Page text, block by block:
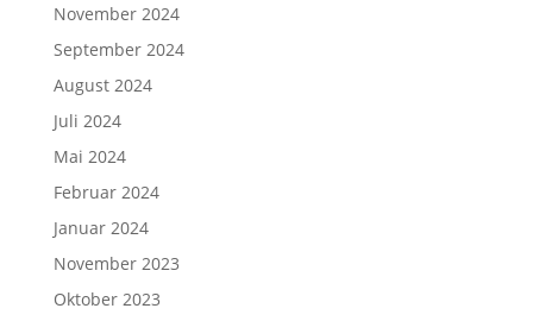
November 2024
September 2024
August 2024
Juli 2024
Mai 2024
Februar 2024
Januar 2024
November 2023
Oktober 2023